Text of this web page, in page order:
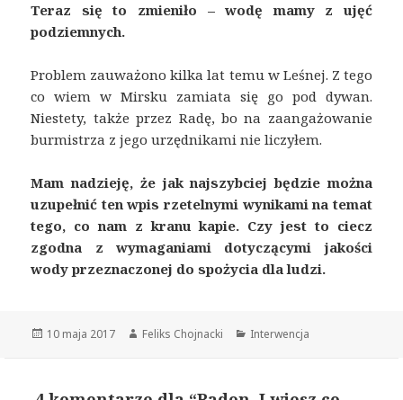
Teraz się to zmieniło – wodę mamy z ujęć
podziemnych.
Problem zauważono kilka lat temu w Leśnej. Z tego
co wiem w Mirsku zamiata się go pod dywan.
Niestety, także przez Radę, bo na zaangażowanie
burmistrza z jego urzędnikami nie liczyłem.
Mam nadzieję, że jak najszybciej będzie można
uzupełnić ten wpis rzetelnymi wynikami na temat
tego, co nam z kranu kapie. Czy jest to ciecz
zgodna z wymaganiami dotyczącymi jakości
wody przeznaczonej do spożycia dla ludzi.
Opublikowano
10 maja 2017 Autor
Feliks Chojnacki Kategorie
Interwencja